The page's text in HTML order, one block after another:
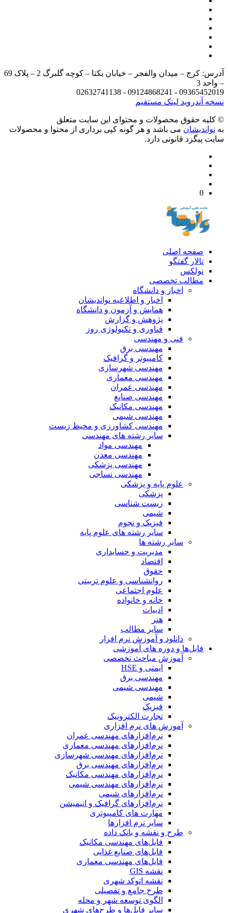
آدرس: کرج – میدان والفجر – خیابان یکتا – کوچه گلبرگ 2 – پلاک 69
3
09365452019 - 09124868241 -
آندرویدلینک مستقیم
حقوق محصولات و محتوای اين سایت متعلق
می باشد و هر گونه کپی برداری از محتوا و محصولات
پیگرد قانونی دارد.
صفحه اصلی
تالار گفتگو
نولکس
مطالب تخصصی
اخبار و دانشگاه
اخبار و اطلاعیه نواندیشان
همایش و آزمون و دانشگاه
پژوهش و گزارش
فناوری و تکنولوژی روز
فنی و مهندسی
مهندسی برق
کامپیوتر و گرافیک
مهندسی شهرسازی
مهندسی معماری
مهندسی عمران
مهندسی صنایع
مهندسی مکانیک
مهندسی شیمی
مهندسی کشاورزی و محیط زیست
سایر رشته های مهندسی
مهندسی مواد
مهندسی معدن
مهندسی پزشکی
مهندسی نساجی
علوم پایه و پزشکی
پزشکی
زیست شناسی
شیمی
فیزیک و نجوم
سایر رشته های علوم پایه
سایر رشته ها
مدیریت و حسابداری
اقتصاد
حقوق
روانشناسی و علوم تربیتی
علوم اجتماعی
خانه و خانواده
ادبیات
هنر
سایر مطالب
دانلود و آموزش نرم افزار
فایل‌ها و دوره های آموزشی
آموزش مباحث تخصصی
ایمنی و HSE
مهندسی برق
مهندسی شیمی
شیمی
فیزیک
تجارت الکترونیک
آموزش های نرم افزاری
نرم‌افزارهای مهندسی عمران
نرم‌افزارهای مهندسی معماری
نرم‌افزارهای مهندسی شهرسازی
نرم‌افزارهای مهندسی برق
نرم‌افزارهای مهندسی مکانیک
نرم‌افزارهای مهندسی شیمی
نرم‌افزارهای شیمی
نرم‌افزارهای گرافیک و انیمیشن
مهارت های کامپیوتری
سایر نرم افزارها
طرح و نقشه و بانک داده
فایل‌های مهندسی مکانیک
فایل‌های صنایع غذایی
فایل‌های مهندسی معماری
نقشه GIS
نقشه اتوکد شهری
طرح جامع و تفصیلی
الگوی توسعه شهر و محله
سایر فایل‌ها و طرح‌های شهری